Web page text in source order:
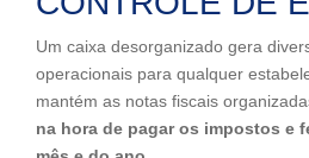
Um caixa desorganizado gera
operacionais para qualquer
mantém as notas fiscais
na hora de pagar os impostos e